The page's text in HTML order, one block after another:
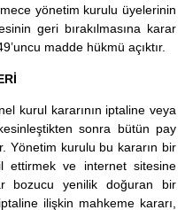
yönetim kurulu üyelerinin
geri bırakılmasına karar
madde hükmü açıktır.
kurul kararının iptaline veya
sonra bütün pay
Yönetim kurulu bu kararın bir
ettirmek ve internet sitesine
bozucu yenilik doğuran bir
ilişkin mahkeme kararı,